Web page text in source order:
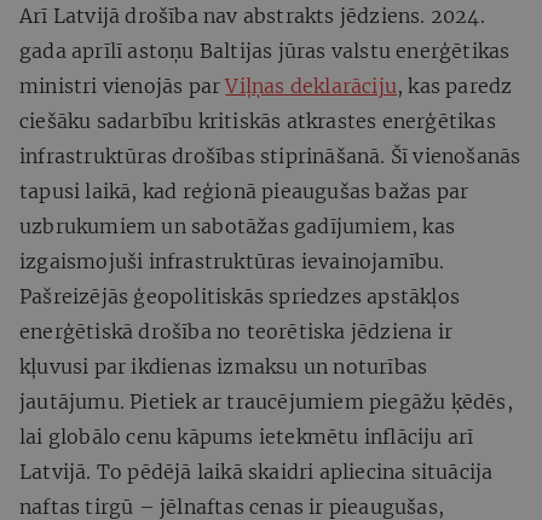
Arī Latvijā drošība nav abstrakts jēdziens. 2024.
gada aprīlī astoņu Baltijas jūras valstu enerģētikas
ministri vienojās parViļņas deklarāciju, kas paredz
ciešāku sadarbību kritiskās atkrastes enerģētikas
infrastruktūras drošības stiprināšanā. Šī vienošanās
tapusi laikā, kad reģionā pieaugušas bažas par
uzbrukumiem un sabotāžas gadījumiem, kas
izgaismojuši infrastruktūras ievainojamību.
Pašreizējās ģeopolitiskās spriedzes apstākļos
enerģētiskā drošība no teorētiska jēdziena ir
kļuvusi par ikdienas izmaksu un noturības
jautājumu. Pietiek ar traucējumiem piegāžu ķēdēs,
lai globālo cenu kāpums ietekmētu inflāciju arī
Latvijā. To pēdējā laikā skaidri apliecina situācija
naftas tirgū – jēlnaftas cenas ir pieaugušas,